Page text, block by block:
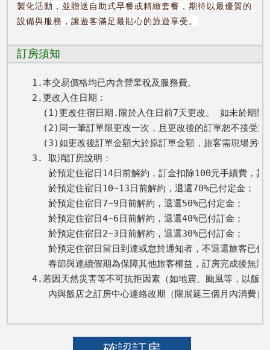
製化活動，並贈送自助式早餐或精緻套餐，期待以最優質的
設備與服務，讓遊客滿足最貼心的旅遊享受。
訂房須知
1.本交易價格均已內含營業稅及服務費。
2.更改入住日期：
(1)更改住宿日期.限於入住日前7天更改。 如未於期
(2)同一筆訂單限更改一次，且更改後的訂單恕不接受退
(3)如更改後訂單金額大於原訂單金額，旅客需現場另
3. 取消訂房說明：
於預定住宿日14日前解約，訂金扣除100元手續費，
   於預定住宿日10~13日前解約，退還70%已付定金；
   於預定住宿日7~9日前解約，退還50%已付定金；
   於預定住宿日4~6日前解約，退還40%已付訂金；
   於預定住宿日2~3日前解約，退還30%已付訂金；
於預定住宿日當日到達或怠於通知者，不退還旅客已付
春節與連續假期為保障其他旅客權益，訂房完成後無
4.若因天然災害等不可抗拒因素（如地震、颱風等，以飯
內與飯店之訂房中心連絡改期（限展延三個月內消費